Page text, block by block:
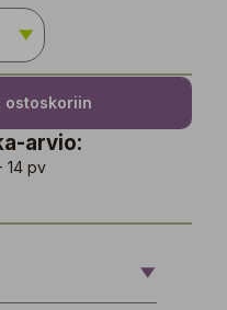
ostoskoriin
arvio:
14 pv